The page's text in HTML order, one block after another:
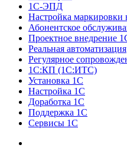
1С-ЭПД
Настройка маркировки
Абонентское
Проектное внедрение
Реальная автоматизация
Регулярное
1С:КП (1С:ИТС)
Установка 1С
Настройка 1С
Доработка 1С
Поддержка 1С
Сервисы 1С